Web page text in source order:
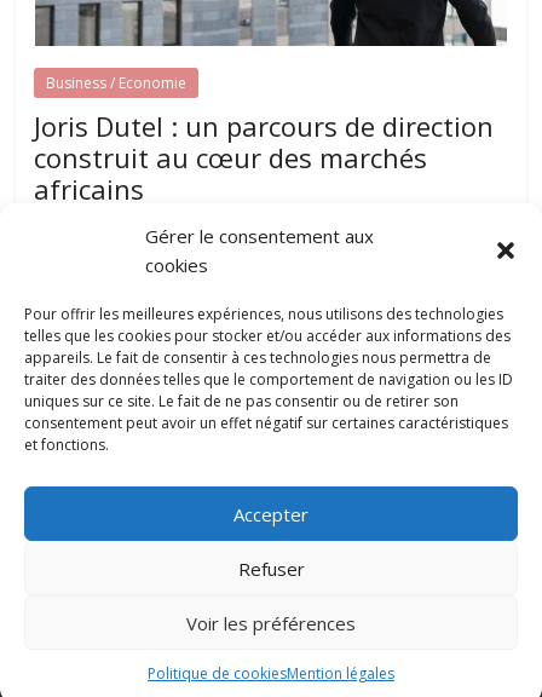
Gérer le consentement aux
cookies
Pour offrir les meilleures expériences, nous utilisons des technologies
telles que les cookies pour stocker et/ou accéder aux informations des
appareils. Le fait de consentir à ces technologies nous permettra de
traiter des données telles que le comportement de navigation ou les ID
uniques sur ce site. Le fait de ne pas consentir ou de retirer son
consentement peut avoir un effet négatif sur certaines caractéristiques
et fonctions.
Accepter
Refuser
Voir les préférences
Politique de cookiesMention légales
Business / Economie
Joris Dutel : un parcours de direction
construit au cœur des marchés
africains
Développer une entreprise dans plusieurs pays nécessite
expérience du management et une
Pourquoi la gestion locative devient un
levier stratégique pour valoriser son
Mentions légales